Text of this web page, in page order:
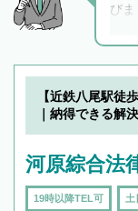
び
と
解決
でき
でフ
で
【近鉄八尾駅徒
｜納得できる解
河原綜合法
19時以降TEL可 土